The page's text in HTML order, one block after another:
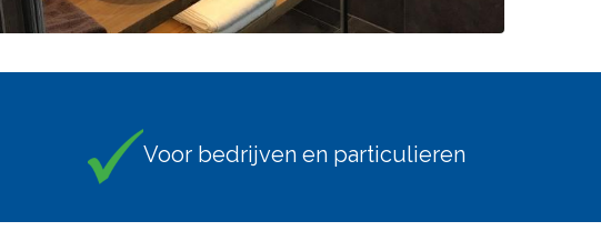
Voor bedrijven en particulieren